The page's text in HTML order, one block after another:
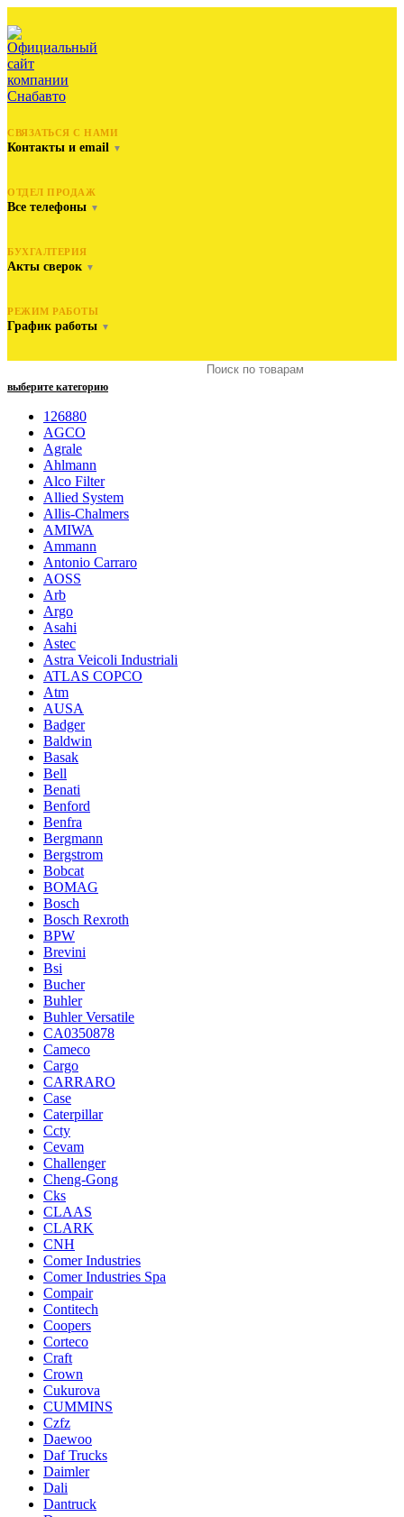
СВЯЗАТЬСЯ С НАМИ
Контакты и email ▼
ОТДЕЛ ПРОДАЖ
Все телефоны ▼
БУХГАЛТЕРИЯ
Акты сверок ▼
РЕЖИМ РАБОТЫ
График работы ▼
выберите категорию
126880
AGCO
Agrale
Ahlmann
Alco Filter
Allied System
Allis-Chalmers
AMIWA
Ammann
Antonio Carraro
AOSS
Arb
Argo
Asahi
Astec
Astra Veicoli Industriali
ATLAS COPCO
Atm
AUSA
Badger
Baldwin
Basak
Bell
Benati
Benford
Benfra
Bergmann
Bergstrom
Bobcat
BOMAG
Bosch
Bosch Rexroth
BPW
Brevini
Bsi
Bucher
Buhler
Buhler Versatile
CA0350878
Cameco
Cargo
CARRARO
Case
Caterpillar
Ccty
Cevam
Challenger
Cheng-Gong
Cks
CLAAS
CLARK
CNH
Comer Industries
Comer Industries Spa
Compair
Contitech
Coopers
Corteco
Craft
Crown
Cukurova
CUMMINS
Czfz
Daewoo
Daf Trucks
Daimler
Dali
Dantruck